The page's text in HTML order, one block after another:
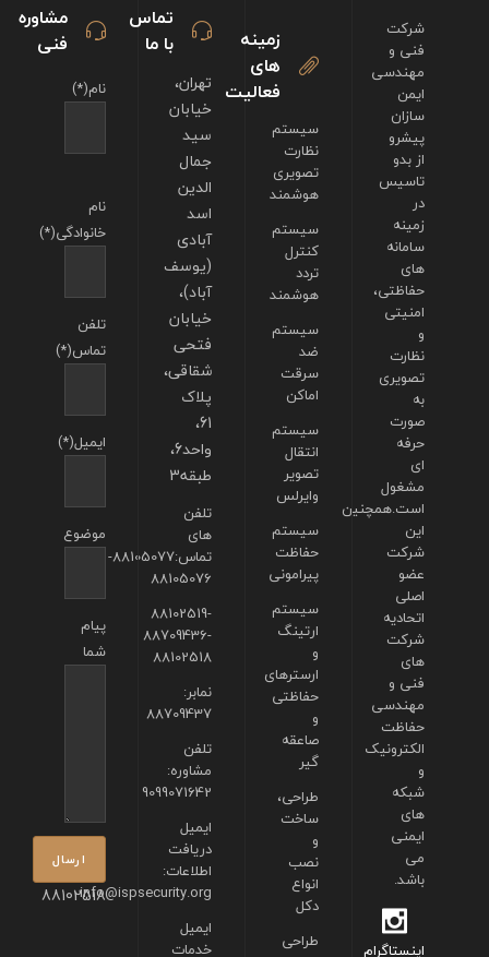
مشاوره
فنی
نام(*)
نام
خانوادگی(*)
تلفن
تماس(*)
ایمیل(*)
موضوع
پیام
شما
88102518
تماس
با ما
تهران،
خیابان
سید
جمال
الدین
اسد
آبادی
(یوسف
آباد)،
خیابان
فتحی
شقاقی،
پلاک
61،
واحد6،
طبقه3
تلفن
های
تماس:88105077-
88105076
88102519-
88709436-
88102518
نمابر:
88709437
تلفن
مشاوره:
9099071642
ایمیل
دریافت
اطلاعات:
info@ispsecurity.org
ایمیل
خدمات
زمینه
های
فعالیت
سیستم
نظارت
تصویری
هوشمند
سیستم
کنترل
تردد
هوشمند
سیستم
ضد
سرقت
اماکن
سیستم
انتقال
تصویر
وایرلس
سیستم
حفاظت
پیرامونی
سیستم
ارتینگ
و
ارسترهای
حفاظتی
و
صاعقه
گیر
طراحی،
ساخت
و
نصب
انواع
دکل
طراحی
شرکت
فنی و
مهندسی
ایمن
سازان
پیشرو
از بدو
تاسیس
در
زمینه
سامانه
های
حفاظتی،
امنیتی
و
نظارت
تصویری
به
صورت
حرفه
ای
مشغول
است.همچنین
این
شرکت
عضو
اصلی
اتحادیه
شرکت
های
فنی و
مهندسی
حفاظت
الکترونیک
و
شبکه
های
ایمنی
می
باشد.
اینستاگرام